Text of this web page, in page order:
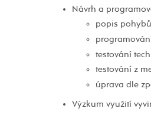
Návrh a
popis
testování
testování z
úprava dle
Výzkum využití